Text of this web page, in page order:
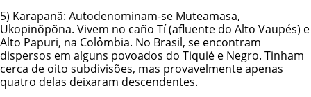
5) Karapanã: Autodenominam-se Muteamasa,
Ukopinõpõna. Vivem no caño Tí (afluente do Alto Vaupés) e
Alto Papuri, na Colômbia. No Brasil, se encontram
dispersos em alguns povoados do Tiquié e Negro. Tinham
cerca de oito subdivisões, mas provavelmente apenas
quatro delas deixaram descendentes.